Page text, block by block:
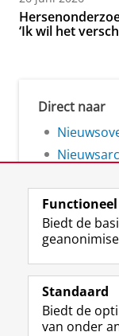
‘Ik wil het
Direct naar
Volg
Studiekiezers
Functioneel
Biedt de
Standaard
Biedt de
van onder